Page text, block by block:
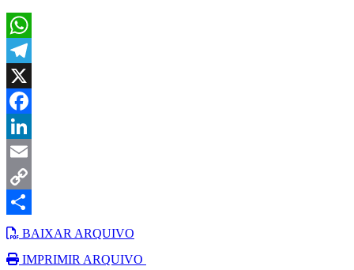
WhatsApp
Telegram
X
Facebook
LinkedIn
Email
Copy
Link
ShareBAIXAR ARQUIVO
IMPRIMIR ARQUIVO